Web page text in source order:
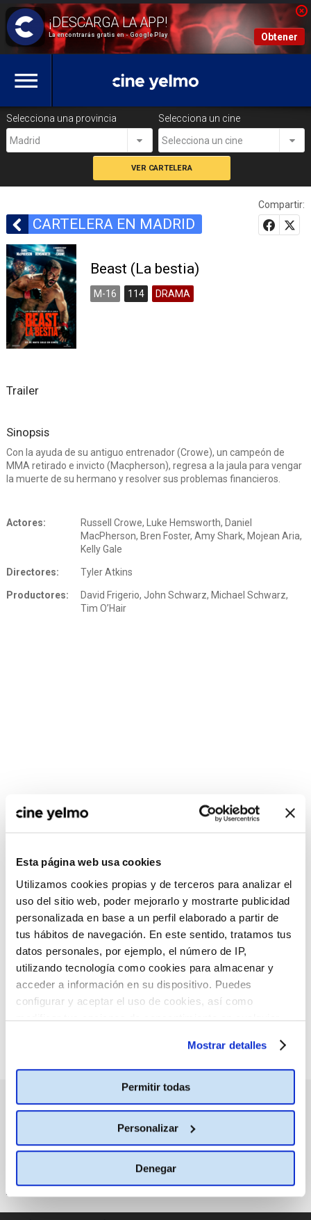
La encontrarás gratis en - Google Play Obtener
Esta página web usa cookies
Utilizamos cookies propias y de terceros para analizar el
uso del sitio web, poder mejorarlo y mostrarte publicidad
personalizada en base a un perfil elaborado a partir de
tus hábitos de navegación. En este sentido, tratamos tus
datos personales, por ejemplo, el número de IP,
utilizando tecnología como cookies para almacenar y
acceder a información en su dispositivo. Puedes
configurar y aceptar el uso de cookies, así como
modificar tus opciones de consentimiento en cualquier
Mostrar detalles
Permitir todas
Personalizar
Denegar
Selecciona una provincia
Madrid
Selecciona un cine
Selecciona un cine
CARTELERA EN MADRID
Compartir:
Beast (La bestia)
M-16 114 DRAMA
Trailer
Sinopsis
Con la ayuda de su antiguo entrenador (Crowe), un campeón de
MMA retirado e invicto (Macpherson), regresa a la jaula para vengar
la muerte de su hermano y resolver sus problemas financieros.
Actores:
Russell Crowe, Luke Hemsworth, Daniel
MacPherson, Bren Foster, Amy Shark, Mojean Aria,
Kelly Gale
Directores: Tyler Atkins
Productores:
David Frigerio, John Schwarz, Michael Schwarz,
Tim O’Hair
:(
No hay películas con el
criterio de búsqueda
seleccionado.
PRÓXIMOS ESTRENOS